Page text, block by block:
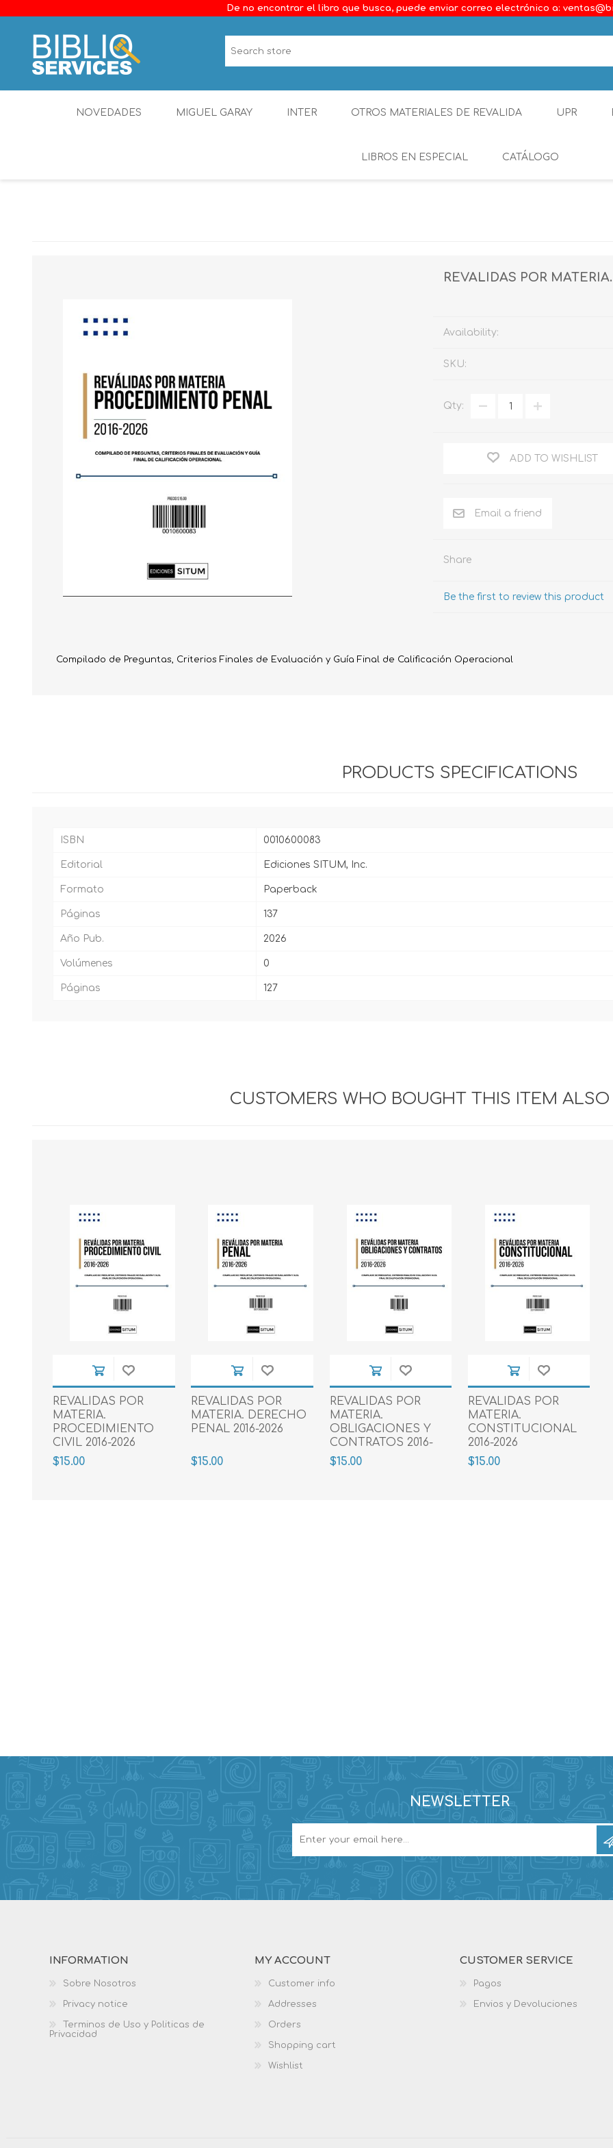
De no encontrar el libro que busca, puede enviar correo electrónico a:
NOVEDADES MIGUEL GARAY INTER OTROS MATERIALES DE REVALIDA UPR
LIBROS EN ESPECIAL CATÁLOGO
Derecho Comercial
Obligaciones y
Sucesiones
Diccionarios
REVALIDAS POR
Availability:
SKU:
Qty:
ADD TO WISHLIST
Share
Be the first to review this product
Compilado de Preguntas, Criterios Finales de Evaluación y Guía Final de Calificación Operacional
PRODUCTS SPECIFICATIONS
ISBN 0010600083
Editorial Ediciones SITUM, Inc.
Formato Paperback
Páginas 137
Año Pub. 2026
Volúmenes 0
Páginas 127
CUSTOMERS WHO BOUGHT THIS ITEM
REVALIDAS POR
MATERIA.
PROCEDIMIENTO
CIVIL 2016-2026
$15.00
REVALIDAS POR
MATERIA. DERECHO
PENAL 2016-2026
$15.00
REVALIDAS POR
MATERIA.
OBLIGACIONES Y
CONTRATOS 2016-
2026
$15.00
REVALIDAS POR
MATERIA.
CONSTITUCIONAL
2016-2026
$15.00
NEWSLETTER
INFORMATION
Sobre Nosotros
Privacy notice
Terminos de Uso y Politicas de
Privacidad
MY ACCOUNT
Customer info
Addresses
Orders
Shopping cart
Wishlist
CUSTOMER SERVICE
Pagos
Envios y Devoluciones